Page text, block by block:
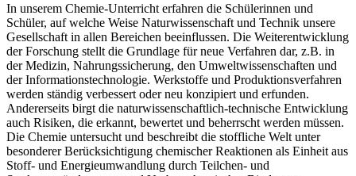
In unserem Chemie-Unterricht erfahren die Schülerinnen und
Schüler, auf welche Weise Naturwissenschaft und Technik unsere
Gesellschaft in allen Bereichen beeinflussen. Die Weiterentwicklung
der Forschung stellt die Grundlage für neue Verfahren dar, z.B. in
der Medizin, Nahrungssicherung, den Umweltwissenschaften und
der Informationstechnologie. Werkstoffe und Produktionsverfahren
werden ständig verbessert oder neu konzipiert und erfunden.
Andererseits birgt die naturwissenschaftlich-technische Entwicklung
auch Risiken, die erkannt, bewertet und beherrscht werden müssen.
Die Chemie untersucht und beschreibt die stoffliche Welt unter
besonderer Berücksichtigung chemischer Reaktionen als Einheit aus
Stoff- und Energieumwandlung durch Teilchen- und